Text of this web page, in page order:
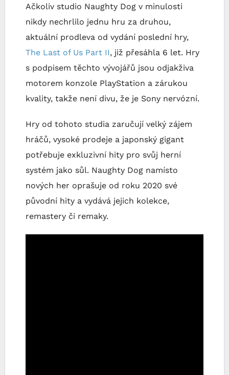
Ačkoliv studio Naughty Dog v minulosti
nikdy nechrlilo jednu hru za druhou,
aktuální prodleva od vydání poslední hry,
The Last of Us Part II, již přesáhla 6 let. Hry
s podpisem těchto vývojářů jsou odjakživa
motorem konzole PlayStation a zárukou
kvality, takže není divu, že je Sony nervózní.
Hry od tohoto studia zaručují velký zájem
hráčů, vysoké prodeje a japonský gigant
potřebuje exkluzivní hity pro svůj herní
systém jako sůl. Naughty Dog namísto
nových her oprašuje od roku 2020 své
původní hity a vydává jejich kolekce,
remastery či remaky.